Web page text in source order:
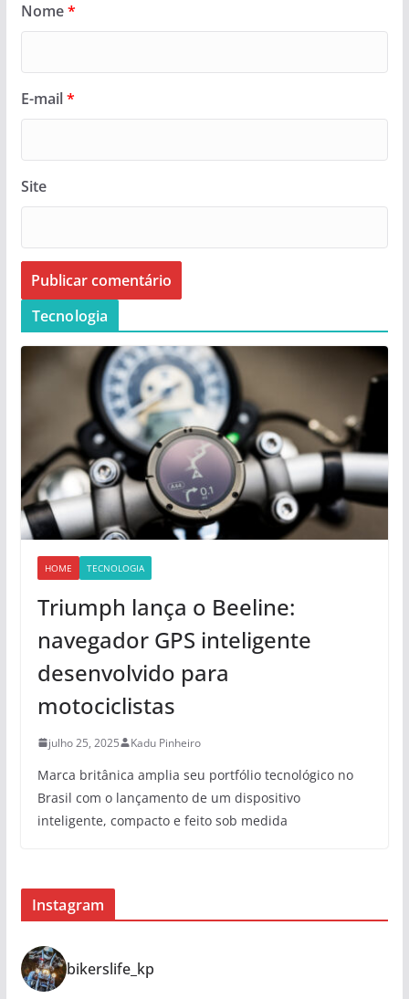
Nome*
E-mail*
Site
Tecnologia
HOME TECNOLOGIA
Triumph lança o Beeline:
navegador GPS inteligente
desenvolvido para
motociclistas
julho 25, 2025 Kadu Pinheiro
Marca britânica amplia seu portfólio tecnológico no
Brasil com o lançamento de um dispositivo
inteligente, compacto e feito sob medida
Instagram
bikerslife_kp